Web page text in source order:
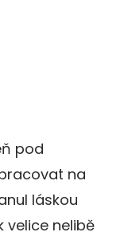
pod
na
láskou
velice nelibě